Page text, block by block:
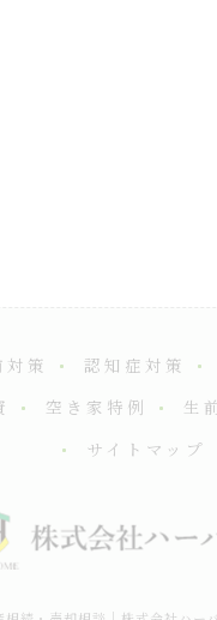
対策 認知症対策
空き家特例 生
サイトマップ